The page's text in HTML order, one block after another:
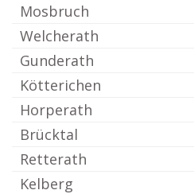
Mosbruch
Welcherath
Gunderath
Kötterichen
Horperath
Brücktal
Retterath
Kelberg